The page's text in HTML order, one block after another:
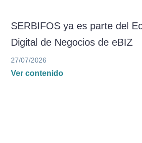
SERBIFOS ya es parte del
Digital de Negocios de eBIZ
27/07/2026
Ver contenido